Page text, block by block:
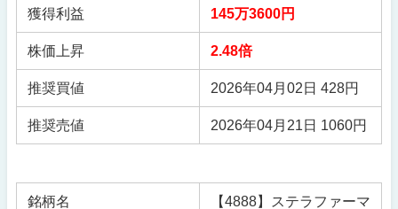
獲得利益 145万3600円
株価上昇 2.48倍
推奨買値 2026年04月02日 428円
推奨売値 2026年04月21日 1060円
銘柄名 【4888】ステラファーマ